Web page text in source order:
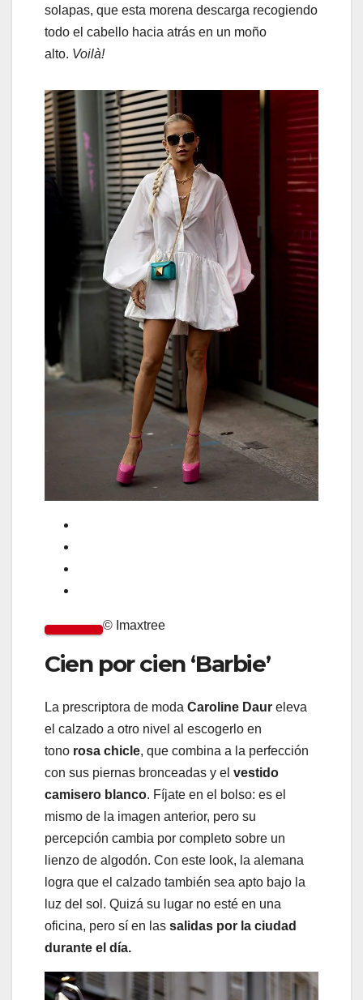
solapas, que esta morena descarga recogiendo
todo el cabello hacia atrás en un moño
alto. Voilà!
© Imaxtree
Cien por cien ‘Barbie’
La prescriptora de moda Caroline Daur eleva
el calzado a otro nivel al escogerlo en
tono rosa chicle, que combina a la perfección
con sus piernas bronceadas y el vestido
camisero blanco. Fíjate en el bolso: es el
mismo de la imagen anterior, pero su
percepción cambia por completo sobre un
lienzo de algodón. Con este look, la alemana
logra que el calzado también sea apto bajo la
luz del sol. Quizá su lugar no esté en una
oficina, pero sí en las salidas por la ciudad
durante el día.